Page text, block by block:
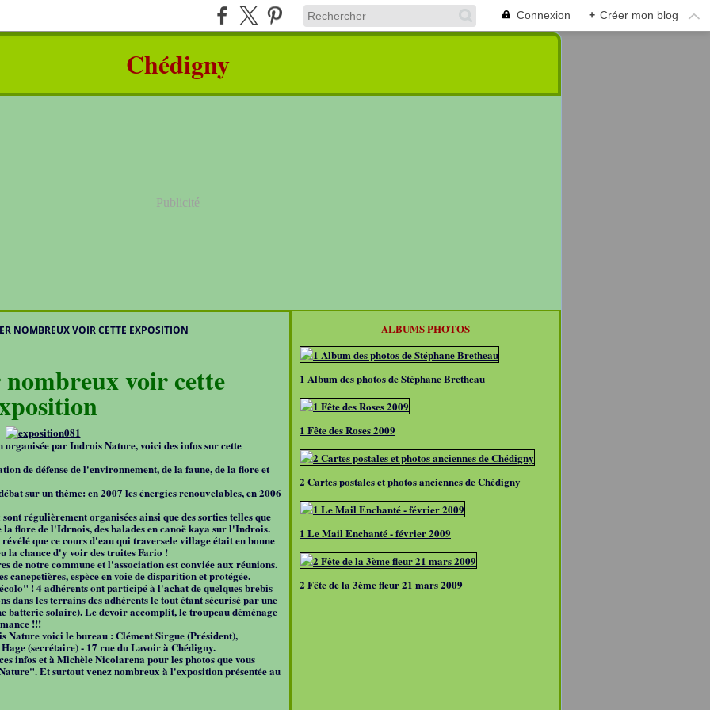
Connexion + Créer mon blog
Chédigny
Publicité
NOMBREUX VOIR CETTE EXPOSITION
voir cette
par Indrois Nature, voici des infos sur cette
de défense de l'environnement, de la faune, de la flore et
sur un thême: en 2007 les énergies renouvelables, en 2006
régulièrement organisées ainsi que des sorties telles que
flore de l'Idrnois, des balades en canoë kaya sur l'Indrois.
que ce cours d'eau qui traversele village était en bonne
la chance d'y voir des truites Fario !
de notre commune et l'association est conviée aux réunions.
espèce en voie de disparition et protégée.
! 4 adhérents ont participé à l'achat de quelques brebis
dans les terrains des adhérents le tout étant sécurisé par une
batterie solaire). Le devoir accomplit, le troupeau déménage
!!!
Nature voici le bureau : Clément Sirgue (Président),
(secrétaire) - 17 rue du Lavoir à Chédigny.
infos et à Michèle Nicolarena pour les photos que vous
Et surtout venez nombreux à l'exposition présentée au
ALBUMS PHOTOS
1 Album des photos de Stéphane Bretheau
1 Fête des Roses 2009
2 Cartes postales et photos anciennes de Chédigny
1 Le Mail Enchanté - février 2009
2 Fête de la 3ème fleur 21 mars 2009